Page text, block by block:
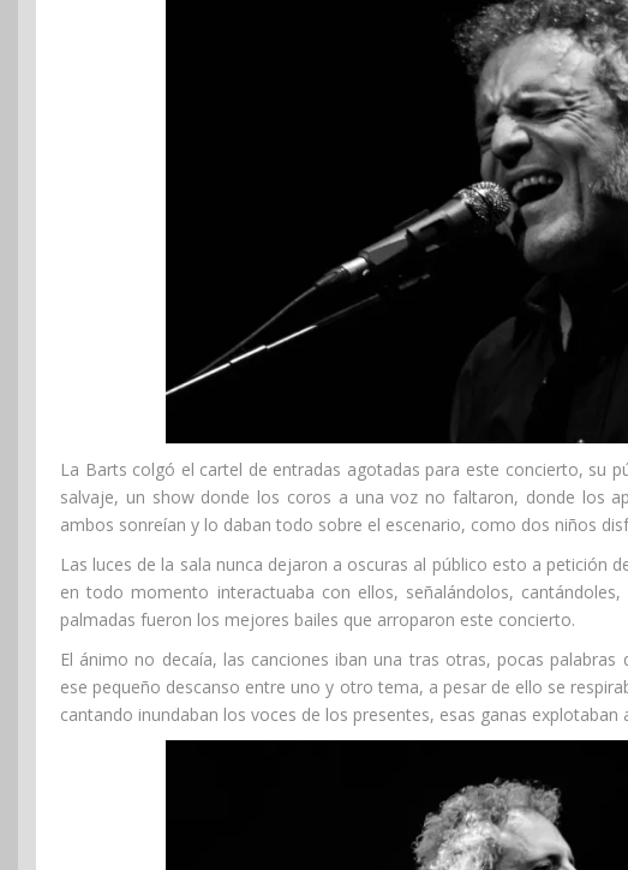
La Barts colgó el cartel de entradas agotadas para este concierto, su
salvaje, un show donde los coros a una voz no faltaron, donde los
ambos sonreían y lo daban todo sobre el escenario, como dos niños
Las luces de la sala nunca dejaron a oscuras al público esto a petición
en todo momento interactuaba con ellos, señalándolos,
palmadas fueron los mejores bailes que arroparon este concierto.
El ánimo no decaía, las canciones iban una tras otras, pocas
ese pequeño descanso entre uno y otro tema, a pesar de ello se
cantando inundaban los voces de los presentes, esas ganas explotaban